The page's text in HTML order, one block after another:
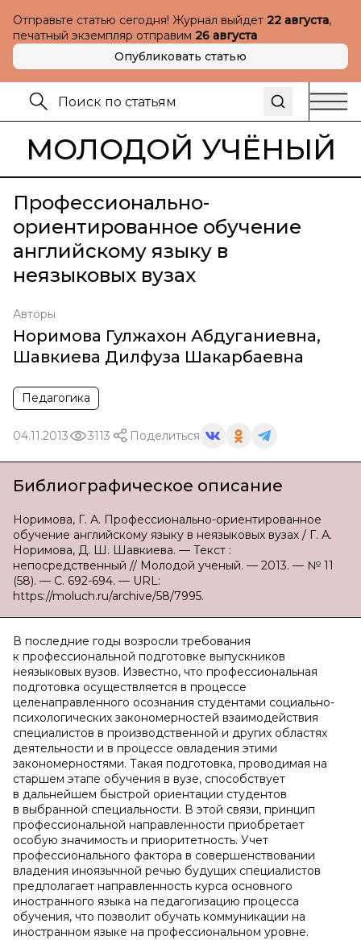
Отправьте статью сегодня! Журнал выйдет 22 августа,
печатный экземпляр отправим 26 августа
Опубликовать статью
МОЛОДОЙ УЧЁНЫЙ
Профессионально-
ориентированное обучение
английскому языку в
неязыковых вузах
Авторы
Норимова Гулжахон Абдуганиевна,
Шавкиева Дилфуза Шакарбаевна
Педагогика
04.11.2013 3113 Поделиться
Библиографическое описание
Норимова, Г. А. Профессионально-ориентированное
обучение английскому языку в неязыковых вузах / Г. А.
Норимова, Д. Ш. Шавкиева. — Текст :
непосредственный // Молодой ученый. — 2013. — № 11
(58). — С. 692-694. — URL:
https://moluch.ru/archive/58/7995.
В последние годы возросли требования
к профессиональной подготовке выпускников
неязыковых вузов. Известно, что профессиональная
подготовка осуществляется в процессе
целенаправленного осознания студентами социально-
психологических закономерностей взаимодействия
специалистов в производственной и других областях
деятельности и в процессе овладения этими
закономерностями. Такая подготовка, проводимая на
старшем этапе обучения в вузе, способствует
в дальнейшем быстрой ориентации студентов
в выбранной специальности. В этой связи, принцип
профессиональной направленности приобретает
особую значимость и приоритетность. Учет
профессионального фактора в совершенствовании
владения иноязычной речью будущих специалистов
предполагает направленность курса основного
иностранного языка на педагогизацию процесса
обучения, что позволит обучать коммуникации на
иностранном языке на профессиональном уровне.